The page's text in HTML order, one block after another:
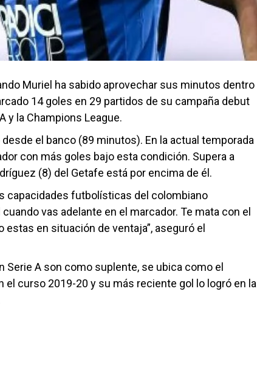
Muriel ha sabido aprovechar sus minutos dentro
14 goles en 29 partidos de su campaña debut
y la Champions League.
el banco (89 minutos). En la actual temporada
con más goles bajo esta condición. Supera a
(8) del Getafe está por encima de él.
capacidades futbolísticas del colombiano
vas adelante en el marcador. Te mata con el
en situación de ventaja”, aseguró el
Serie A son como suplente, se ubica como el
el curso 2019-20 y su más reciente gol lo logró en la